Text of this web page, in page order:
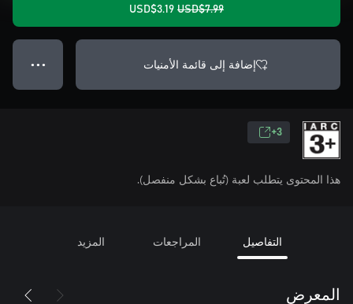
USD$7.99
USD$3.19
إضافة إلى قائمة الأمنيات ● ● ●
3+
هذا المحتوى يتطلب لعبة (تُباع بشكل منفصل).
التفاصيل المراجعات المزيد
المعرض